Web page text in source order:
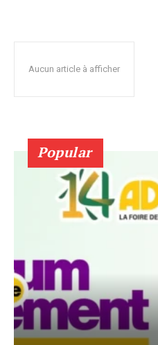
Aucun article à afficher
Popular